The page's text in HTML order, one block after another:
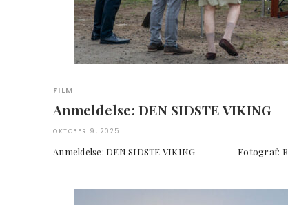
FILM
Anmeldelse: DEN SIDSTE VIKING
OKTOBER 9, 2025
Anmeldelse: DEN SIDSTE VIKING